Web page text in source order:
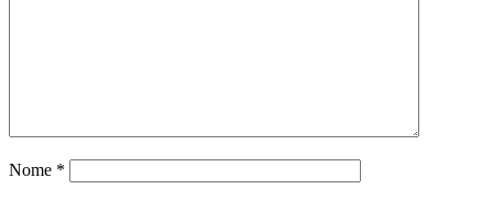
Nome *